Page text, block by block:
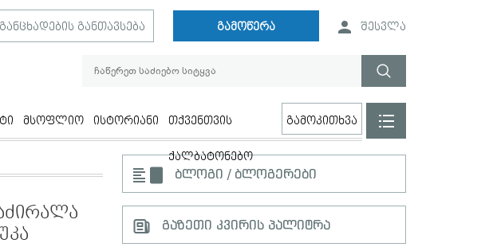
განცხადების განთავსება გამოწერა შესვლა
მსოფლიო ისტორიანი თქვენთვის
ქალბატონებო
გამოკითხვა
ბლოგი / ბლოგერები
გაზეთი კვირის პალიტრა